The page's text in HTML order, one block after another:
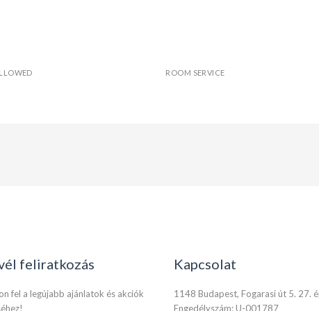
ROOM SERVICE
feliratkozás
fel a legújabb ajánlatok és akciók
Kapcsolat
1148 Budapest, Fogarasi út 5. 27.
Engedélyszám: U-001787